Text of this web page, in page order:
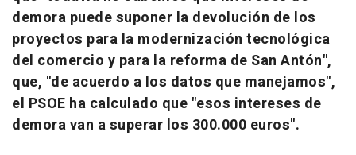
demora puede suponer la devolución de los
proyectos para la modernización tecnológica
del comercio y para la reforma de San Antón",
que, "de acuerdo a los datos que manejamos",
el PSOE ha calculado que "esos intereses de
demora van a superar los 300.000 euros".